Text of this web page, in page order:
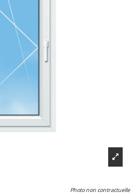
Photo non contractuelle